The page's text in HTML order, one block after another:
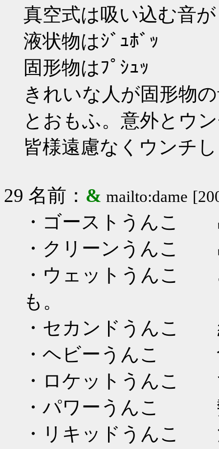
真空式は吸い込む音
液状物はｼﾞｭﾎﾞｯ
固形物はﾌﾟｼｭｯ
きれいな人が固形物
とおもふ。意外とウ
皆様遠慮なくウンチ
29 名前： & mailto:dame
・ゴーストうんこ
・クリーンうんこ
・ウェットうんこ
も。
・セカンドうんこ
・ヘビーうんこ 食
・ロケットうんこ
・パワーうんこ 勢
・リキッドうんこ